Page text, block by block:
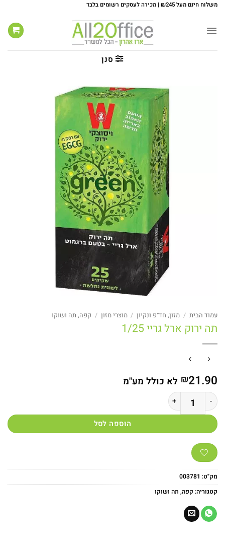
Skip
content
משלוח חינם מעל ₪245 | מכירה לעסקים רשומים בלבד
סנן
עמוד הבית / מזון, חד״פ ונקיון / מוצרי מזון / קפה, תה ושוקו
תה ירוק ארל גריי 1/25
₪21.90 לא כולל מע"מ
כמות של תה ירוק ארל גריי 1/25
הוספה לסל
מק"ט: 003781
קטגוריה: קפה, תה ושוקו